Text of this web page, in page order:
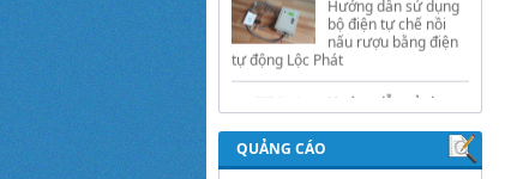
Hướng dẫn sử dụng
bộ điều khiển ủ sữa
chua công nghiệp
Hướng dẫn sử dụng
bộ điều khiển độ ẩm
gold, nhiệt độ và ánh
sáng tự động Lộc
QUẢNG CÁO